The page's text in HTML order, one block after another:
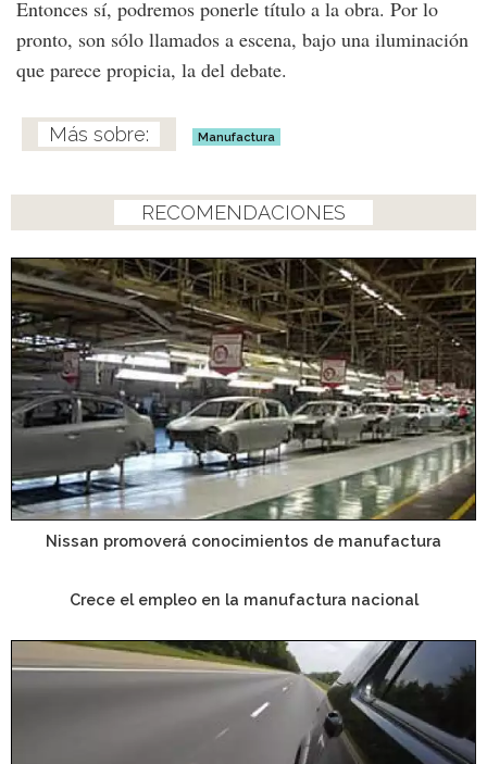
Entonces sí, podremos ponerle título a la obra. Por lo
pronto, son sólo llamados a escena, bajo una iluminación
que parece propicia, la del debate.
Manufactura
RECOMENDACIONES
Nissan promoverá conocimientos de manufactura
Crece el empleo en la manufactura nacional